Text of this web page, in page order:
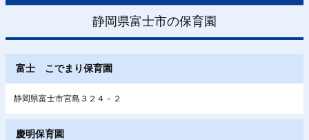
静岡県富士市の保育園
富士 こでまり保育園
静岡県富士市宮島３２４－２
慶明保育園